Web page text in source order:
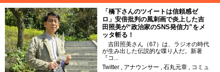
「橋下さんのツイートは信頼感ゼ
ロ」安倍批判の風刺画で炎上した吉
田照美が“政治家のSNS発信力”をメ
ッタ斬る！
吉田照美さん（67）は、ラジオの時代
が生み出した伝説的な喋り人だ。新著
『コ...
Twitter
アナウンサー 石丸元章
コミュ